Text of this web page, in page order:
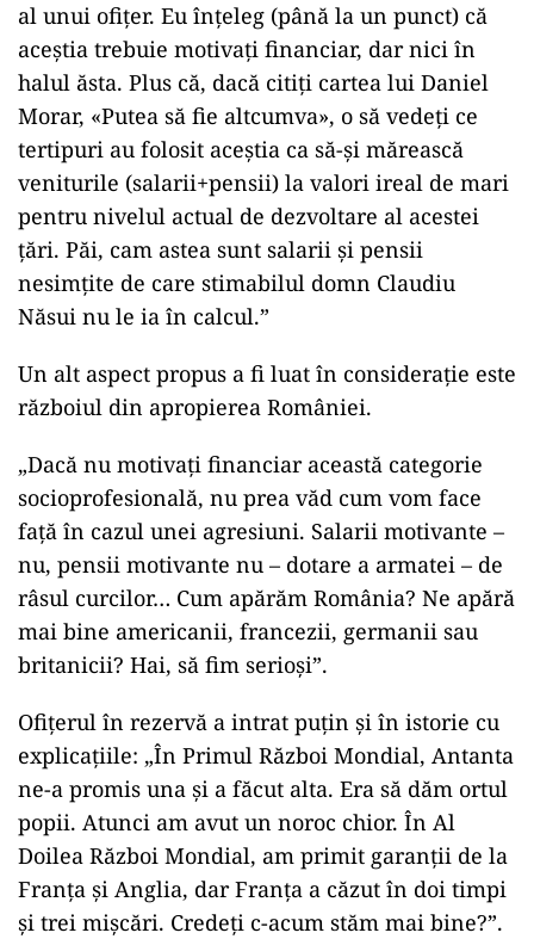
al unui ofițer. Eu înțeleg (până la un punct) că
aceștia trebuie motivați financiar, dar nici în
halul ăsta. Plus că, dacă citiți cartea lui Daniel
Morar, «Putea să fie altcumva», o să vedeți ce
tertipuri au folosit aceștia ca să-și mărească
veniturile (salarii+pensii) la valori ireal de mari
pentru nivelul actual de dezvoltare al acestei
țări. Păi, cam astea sunt salarii și pensii
nesimțite de care stimabilul domn Claudiu
Năsui nu le ia în calcul.”
Un alt aspect propus a fi luat în considerație este
războiul din apropierea României.
„Dacă nu motivați financiar această categorie
socioprofesională, nu prea văd cum vom face
față în cazul unei agresiuni. Salarii motivante –
nu, pensii motivante nu – dotare a armatei – de
râsul curcilor… Cum apărăm România? Ne apără
mai bine americanii, francezii, germanii sau
britanicii? Hai, să fim serioși”.
Ofițerul în rezervă a intrat puțin și în istorie cu
explicațiile: „În Primul Război Mondial, Antanta
ne-a promis una și a făcut alta. Era să dăm ortul
popii. Atunci am avut un noroc chior. În Al
Doilea Război Mondial, am primit garanții de la
Franța și Anglia, dar Franța a căzut în doi timpi
și trei mișcări. Credeți c-acum stăm mai bine?”.